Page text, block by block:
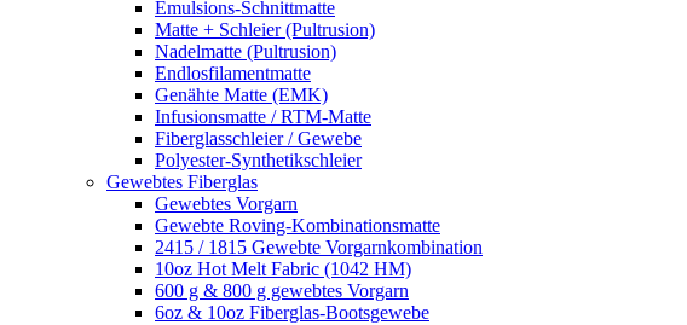
Emulsions-Schnittmatte
Matte + Schleier (Pultrusion)
Nadelmatte (Pultrusion)
Endlosfilamentmatte
Genähte Matte (EMK)
Infusionsmatte / RTM-Matte
Fiberglasschleier / Gewebe
Polyester-Synthetikschleier
Gewebtes Fiberglas
Gewebtes Vorgarn
Gewebte Roving-Kombinationsmatte
2415 / 1815 Gewebte Vorgarnkombination
10oz Hot Melt Fabric (1042 HM)
600 g & 800 g gewebtes Vorgarn
6oz & 10oz Fiberglas-Bootsgewebe